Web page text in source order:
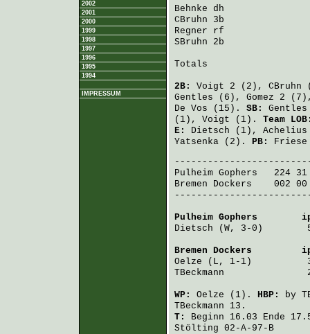
2002
2001
2000
1999
1998
1997
1996
1995
1994
IMPRESSUM
Behnke dh
CBruhn 3b
Regner rf
SBruhn 2b
Totals
2B: Voigt 2 (2), CBruhn
Gentles (6), Gomez 2
De Vos (15). SB: Gentles
(1), Voigt (1). Team
E: Dietsch (1), Achelius
Yatsenka (2). PB: Friese
Pulheim Gophers
224
Bremen Dockers
002
Pulheim Gophers
Dietsch (W, 3-0)
Bremen Dockers
Oelze (L, 1-1)
TBeckmann
WP: Oelze (1). HBP: by
TBeckmann 13.
T:
Beginn 16.03 Ende
Stölting 02-A-97-B